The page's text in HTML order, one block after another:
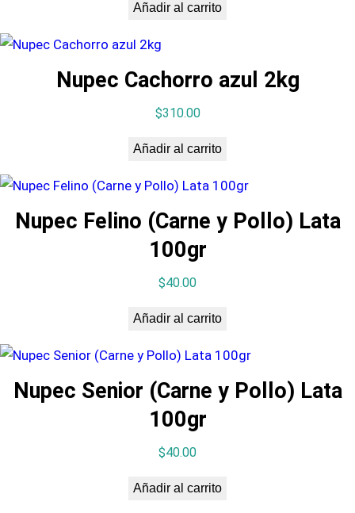
Añadir al carrito
Nupec Cachorro azul 2kg
$310.00
Añadir al carrito
Nupec Felino (Carne y Pollo) Lata
100gr
$40.00
Añadir al carrito
Nupec Senior (Carne y Pollo) Lata
100gr
$40.00
Añadir al carrito